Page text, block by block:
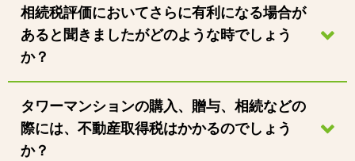
相続税評価においてさらに有利になる場合が
あると聞きましたがどのような時でしょう
か？
タワーマンションの購入、贈与、相続などの
際には、不動産取得税はかかるのでしょう
か？